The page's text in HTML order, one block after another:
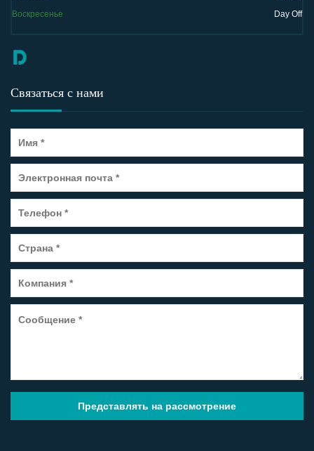
Воскресенье Day Off
Связаться с нами